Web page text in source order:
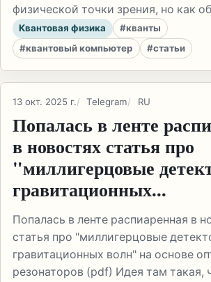
физической точки зрения, но как
Квантовая физика
#кванты
#квантовый компьютер
#статьи
13 окт. 2025 г. Telegram RU
Попалась в ленте
в новостях статья про
"миллигерцовые
гравитационных...
Попалась в ленте распиаренная в
статья про "миллигерцовые
гравитационных волн" на основе
резонаторов (pdf) Идея там такая,